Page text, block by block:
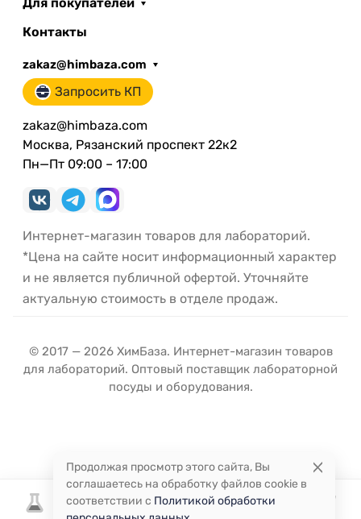
Контакты
zakaz@himbaza.com
Запросить КП
zakaz@himbaza.com
Москва, Рязанский проспект 22к2
Пн—Пт 09:00 – 17:00
Интернет-магазин товаров для лабораторий.
*Цена на сайте носит информационный характер
и не является публичной офертой. Уточняйте
актуальную стоимость в отделе продаж.
© 2017 — 2026 ХимБаза. Интернет-магазин товаров
для лабораторий. Оптовый поставщик лабораторной
посуды и оборудования.
Продолжая просмотр этого сайта, Вы
соглашаетесь на обработку файлов cookie в
соответствии с Политикой обработки